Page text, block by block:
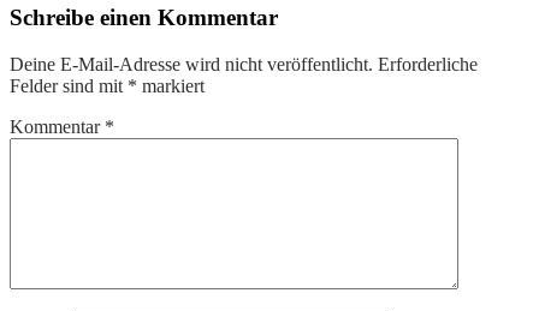
Schreibe einen Kommentar
Deine E-Mail-Adresse wird nicht veröffentlicht. Erforderliche
Felder sind mit * markiert
Kommentar *